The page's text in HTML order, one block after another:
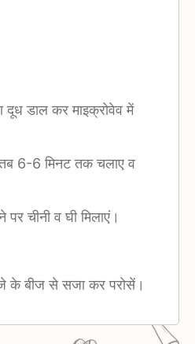
डाल कर माइक्रोवेव में
6-6 मिनट तक चलाए व
चीनी व घी मिलाएं।
के बीज से सजा कर परोसें।